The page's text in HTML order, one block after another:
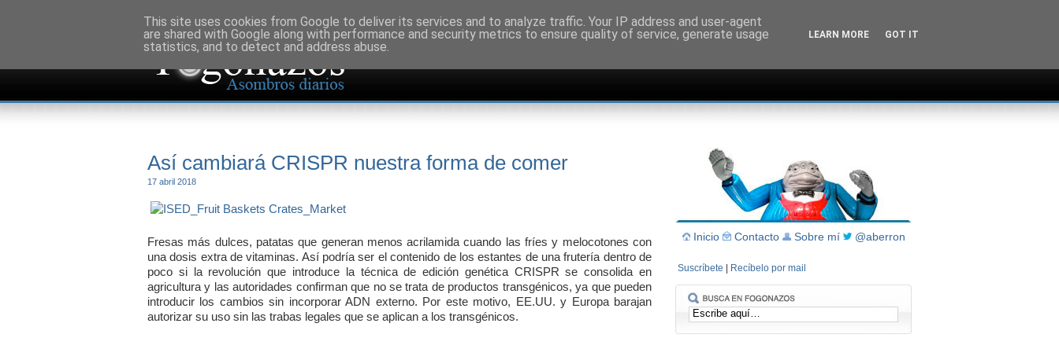
Así cambiará CRISPR nuestra forma de comer
17 abril 2018
Fresas más dulces, patatas que generan menos acrilamida cuando las fríes y melocotones con
una dosis extra de vitaminas. Así podría ser el contenido de los estantes de una frutería dentro de
poco si la revolución que introduce la técnica de edición genética CRISPR se consolida en
agricultura y las autoridades confirman que no se trata de productos transgénicos, ya que pueden
introducir los cambios sin incorporar ADN externo. Por este motivo, EE.UU. y Europa barajan
autorizar su uso sin las trabas legales que se aplican a los transgénicos.
Inicio Contacto Sobre mí @aberron
Suscríbete Recíbelo por mail
This site uses cookies from Google to deliver its services and to analyze traffic. Your IP address and user-agent
are shared with Google along with performance and security metrics to ensure quality of service, generate usage
statistics, and to detect and address abuse.
LEARN MORE GOT IT